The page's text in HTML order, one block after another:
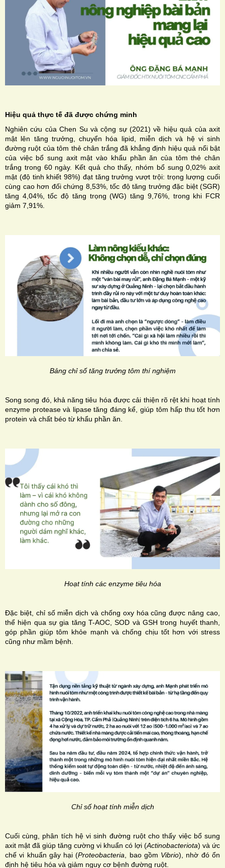
Hiệu quả thực tế đã được chứng minh
Nghiên cứu của Chen Su và cộng sự (2021) về hiệu quả của axit
mật lên tăng trưởng, chuyển hóa lipid, miễn dịch và hệ vi sinh
đường ruột của tôm thẻ chân trắng đã khẳng định hiệu quả nổi bật
của việc bổ sung axit mật vào khẩu phần ăn của tôm thẻ chân
trắng trong 60 ngày. Kết quả cho thấy, nhóm bổ sung 0,02% axit
mật (độ tinh khiết 98%) đạt tăng trưởng vượt trội: trọng lượng cuối
cùng cao hơn đối chứng 8,53%, tốc độ tăng trưởng đặc biệt (SGR)
tăng 4,04%, tốc độ tăng trọng (WG) tăng 9,76%, trong khi FCR
giảm 7,91%.
Bảng chỉ số tăng trưởng tôm thí nghiệm
Song song đó, khả năng tiêu hóa được cải thiện rõ rệt khi hoạt tính
enzyme protease và lipase tăng đáng kể, giúp tôm hấp thu tốt hơn
protein và chất béo từ khẩu phần ăn.
Hoạt tính các enzyme tiêu hóa
Đặc biệt, chỉ số miễn dịch và chống oxy hóa cũng được nâng cao,
thể hiện qua sự gia tăng T-AOC, SOD và GSH trong huyết thanh,
góp phần giúp tôm khỏe mạnh và chống chịu tốt hơn với stress
cũng như mầm bệnh.
Chỉ số hoạt tính miễn dịch
Cuối cùng, phân tích hệ vi sinh đường ruột cho thấy việc bổ sung
axit mật đã giúp tăng cường vi khuẩn có lợi (Actinobacteriota) và ức
chế vi khuẩn gây hại (Proteobacteria, bao gồm Vibrio), nhờ đó ổn
định hệ tiêu hóa và giảm nguy cơ bệnh đường ruột.